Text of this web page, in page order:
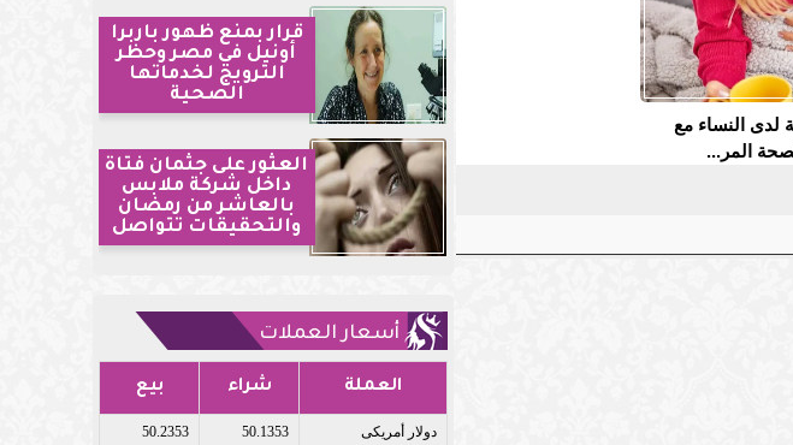
لدى النساء مع
المر...
قرار بمنع ظهور باربرا
أونيل في مصر وحظر
الترويج لخدماتها
الصحية
العثور على جثمان فتاة
داخل شركة ملابس
بالعاشر من رمضان
والتحقيقات تتواصل
أسعار العملات
العملة شراء بيع
دولار أمريكى 50.1353
50.2353